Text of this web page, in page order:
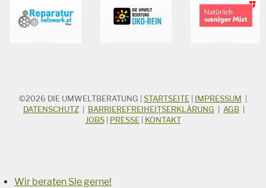
STICHWORTSUCHE
Suchbegriff
©2026 DIE UMWELTBERATUNG STARTSEITE IMPRESSUM
DATENSCHUTZ
BARRIEREFREIHEITSERKLÄRUNG AGB
JOBS| PRESSE| KONTAKT
Wir beraten Sie gerne!